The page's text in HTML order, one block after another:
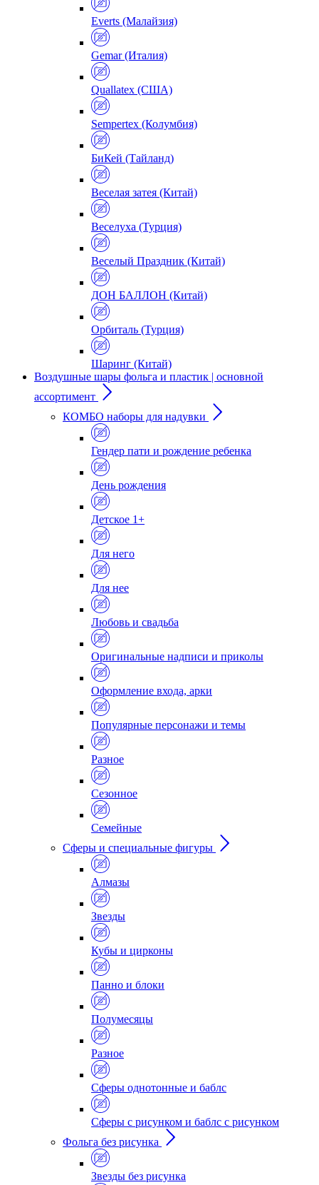
Everts (Малайзия)
Gemar (Италия)
Quallatex (США)
Sempertex (Колумбия)
БиКей (Тайланд)
Веселая затея (Китай)
Веселуха (Турция)
Веселый Праздник (Китай)
ДОН БАЛЛОН (Китай)
Орбиталь (Турция)
Шаринг (Китай)
Воздушные шары фольга и пластик | основной
ассортимент
КОМБО наборы для надувки
Гендер пати и рождение ребенка
День рождения
Детское 1+
Для него
Для нее
Любовь и свадьба
Оригинальные надписи и приколы
Оформление входа, арки
Популярные персонажи и темы
Разное
Сезонное
Семейные
Сферы и специальные фигуры
Алмазы
Звезды
Кубы и цирконы
Панно и блоки
Полумесяцы
Разное
Сферы однотонные и баблс
Сферы с рисунком и баблс с рисунком
Фольга без рисунка
Звезды без рисунка